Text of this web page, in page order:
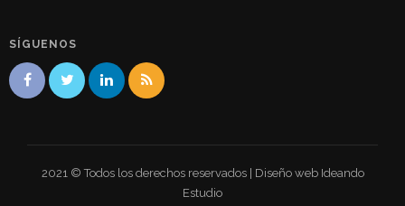
SÍGUENOS
2021 © Todos los derechos reservados | Diseño web Ideando
Estudio